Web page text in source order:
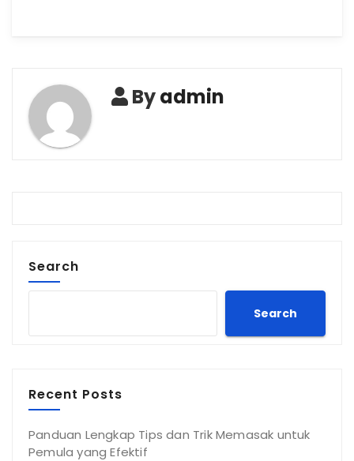
Byadmin
Search
Search
Recent Posts
Panduan Lengkap Tips dan Trik Memasak untuk
Pemula yang Efektif